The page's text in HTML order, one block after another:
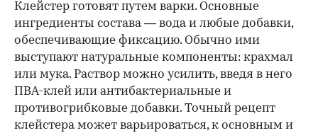
Клейстер готовят путем варки. Основные
ингредиенты состава — вода и любые добавки,
обеспечивающие фиксацию. Обычно ими
выступают натуральные компоненты: крахмал
или мука. Раствор можно усилить, введя в него
ПВА-клей или антибактериальные и
противогрибковые добавки. Точный рецепт
клейстера может варьироваться, к основным и